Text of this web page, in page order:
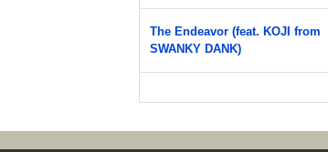
The Endeavor (feat. KOJI from
SWANKY DANK)